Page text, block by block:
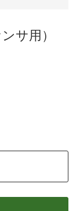
サ用）